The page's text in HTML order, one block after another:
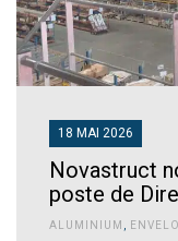
18 MAI 2026
Novastruct
poste de
ALUMINIUM ,